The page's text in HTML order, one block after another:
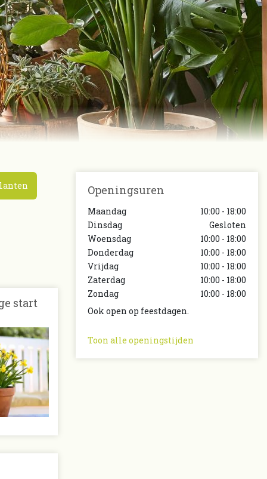
start
Openingsuren
Maandag
10:00 - 18:00
Dinsdag
Gesloten
Woensdag
10:00 - 18:00
Donderdag
10:00 - 18:00
Vrijdag
10:00 - 18:00
Zaterdag
10:00 - 18:00
Zondag
10:00 - 18:00
Ook open op feestdagen.
Toon alle openingstijden